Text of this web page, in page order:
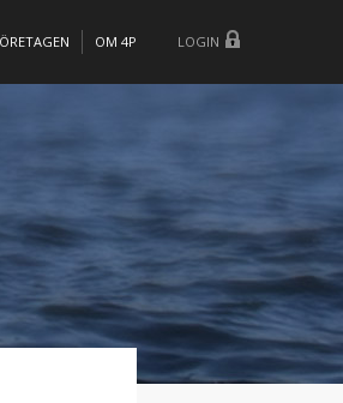
OM 4P LOGIN